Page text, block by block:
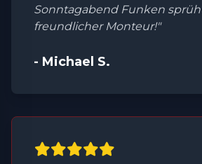
Sonntagabend Funken
freundlicher Monteur!"
- Michael S.